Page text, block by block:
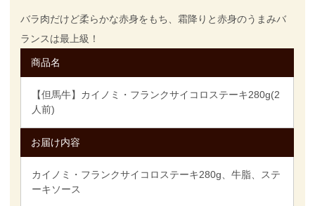
バラ肉だけど柔らかな赤身をもち、霜降りと赤身のうまみバ
ランスは最上級！
商品名
【但馬牛】カイノミ・フランクサイコロステーキ280g(2
人前)
お届け内容
カイノミ・フランクサイコロステーキ280g、牛脂、ステ
ーキソース